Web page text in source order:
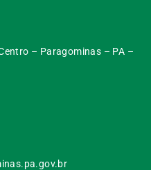
– Paragominas – PA –